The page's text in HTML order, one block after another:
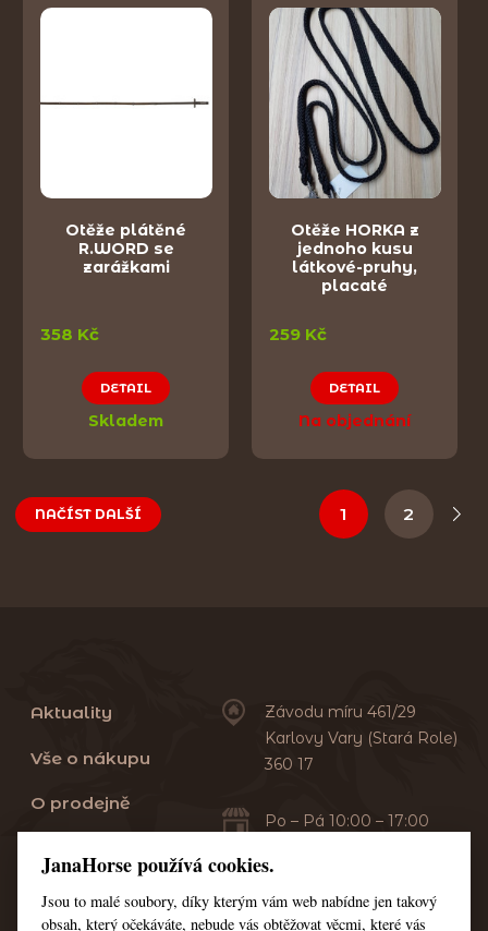
Otěže plátěné
R.WORD se
zarážkami
358 Kč
DETAIL
Skladem
Otěže HORKA z
jednoho kusu
látkové-pruhy,
placaté
259 Kč
DETAIL
Na objednání
NAČÍST DALŠÍ 1 2
Aktuality
Vše o nákupu
O prodejně
Servis
Závodu míru 461/29
Karlovy Vary (Stará Role)
360 17
Po – Pá 10:00 – 17:00
+420 353 549 410
JanaHorse používá cookies.
Jsou to malé soubory, díky kterým vám web nabídne jen takový
obsah, který očekáváte, nebude vás obtěžovat věcmi, které vás